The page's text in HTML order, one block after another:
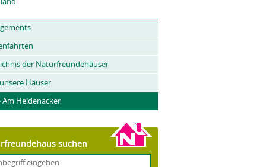
der Naturfreundehäuser
Häuser
Am Heidenacker
suchen